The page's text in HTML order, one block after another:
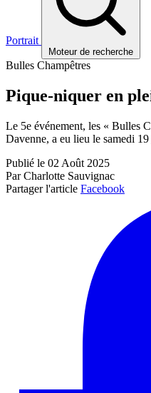
Portrait
Moteur de recherche
Bulles Champêtres
Pique-niquer en
Le 5e événement, les « Bulles
Davenne, a eu lieu le samedi
Publié le 02 Août 2025
Par Charlotte Sauvignac
Partager l'article Facebook